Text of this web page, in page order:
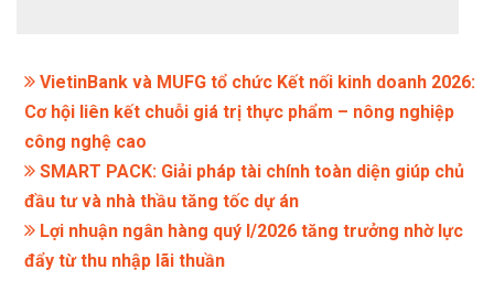
VietinBank và MUFG tổ chức Kết nối kinh doanh 2026:
Cơ hội liên kết chuỗi giá trị thực phẩm – nông nghiệp
công nghệ cao
SMART PACK: Giải pháp tài chính toàn diện giúp chủ
đầu tư và nhà thầu tăng tốc dự án
Lợi nhuận ngân hàng quý I/2026 tăng trưởng nhờ lực
đẩy từ thu nhập lãi thuần